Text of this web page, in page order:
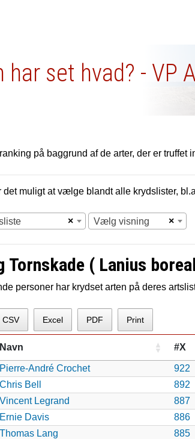
har set hvad? - VP
på baggrund af de arter, der er truffet
det muligt at vælge blandt alle krydslister,
× ×
Vælg visning
Tornskade ( Lanius
personer har krydset arten på deres
CSV Excel PDF Print
Navn #X
Pierre-André Crochet 922
Chris Bell 892
Vincent Legrand 887
Ernie Davis 886
Thomas Lang 885